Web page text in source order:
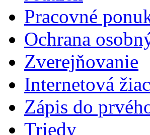
Pracovné
Ochrana
Zverejňovanie
Internetová
Zápis do
Triedy